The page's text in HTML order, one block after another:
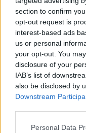
section to confirm
opt-out request is
interest-based ads
us or personal
your opt-out. You
disclosure of your
IAB’s list of
also be disclosed by
Downstream
Please note that this
Personal Data
Ez meg újra a
szeretném
állt kint az utasok
mert erről a
két új borzalommal
az egyik
látni lehet itthon,